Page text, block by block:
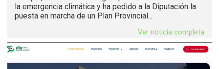
la emergencia climática y ha pedido a la Diputación la
puesta en marcha de un Plan Provincial...
Ver noticia completa